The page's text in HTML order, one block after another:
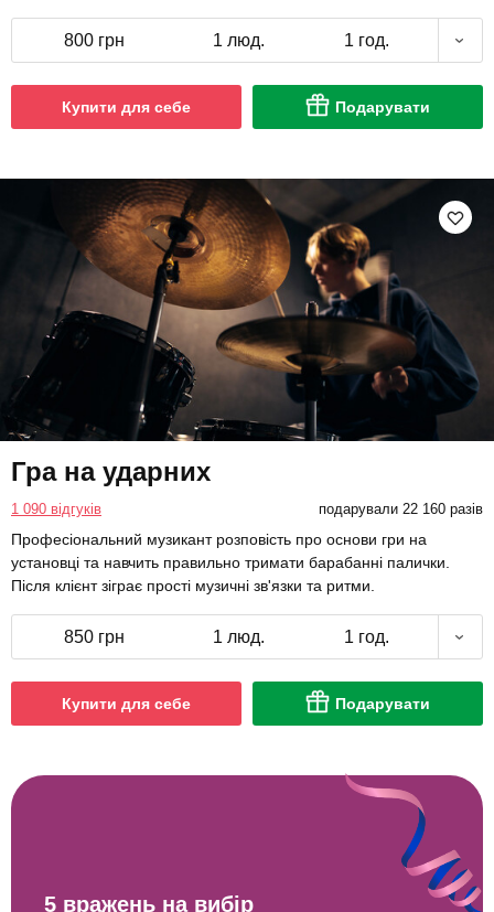
800 грн 1 люд. 1 год.
Купити для себе Подарувати
Гра на ударних
1 090 відгуків подарували 22 160 разів
Професіональний музикант розповість про основи гри на
установці та навчить правильно тримати барабанні палички.
Після клієнт зіграє прості музичні зв'язки та ритми.
850 грн 1 люд. 1 год.
Купити для себе Подарувати
5 вражень на вибір